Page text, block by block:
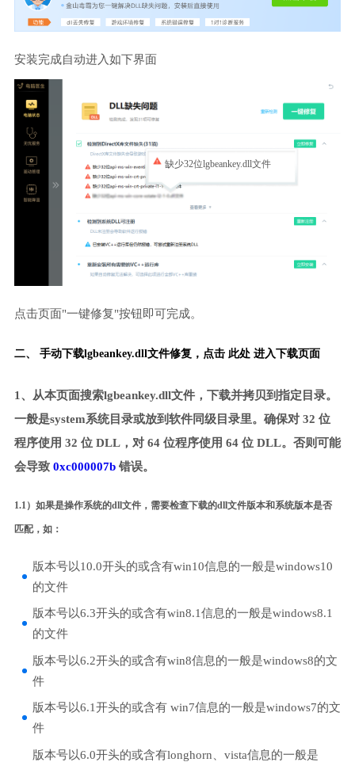
安装完成自动进入如下界面
缺少32位lgbeankey.dll文件
点击页面"一键修复"按钮即可完成。
二、 手动下载lgbeankey.dll文件修复， 点击 此处 进入下载页面
1、从本页面搜索lgbeankey.dll文件，下载并拷贝到指定目录。
一般是system系统目录或放到软件同级目录里。确保对 32 位
程序使用 32 位 DLL，对 64 位程序使用 64 位 DLL。否则可能
会导致 0xc000007b错误。
1.1）如果是操作系统的dll文件，需要检查下载的dll文件版本和系统版本是否
匹配，如：
版本号以10.0开头的或含有win10信息的一般是windows10
的文件
版本号以6.3开头的或含有win8.1信息的一般是windows8.1
的文件
版本号以6.2开头的或含有win8信息的一般是windows8的文
件
版本号以6.1开头的或含有 win7信息的一般是windows7的文
件
版本号以6.0开头的或含有longhorn、vista信息的一般是